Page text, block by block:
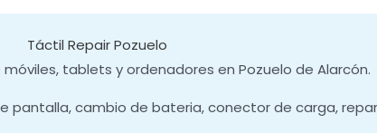
Táctil Repair Pozuelo
tablets y ordenadores en Pozuelo de Alarcón.
pantalla, cambio de bateria, conector de carga,